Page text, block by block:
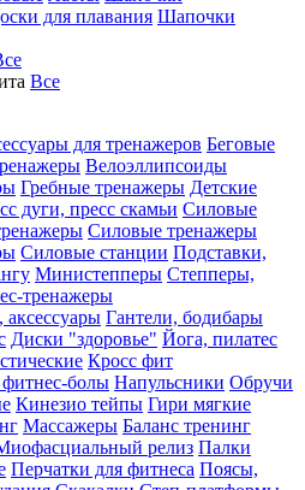
для плавания Шапочки
Все
для тренажеров Беговые
Велоэллипсоиды
Гребные тренажеры Детские
дуги, пресс скамьи Силовые
Силовые тренажеры
Силовые станции Подставки,
Министепперы Степперы,
тренажеры
аксессуары Гантели, бодибары
Диски "здоровье" Йога, пилатес
Кросс фит
болы Напульсники Обручи
Кинезио тейпы Гири мягкие
Массажеры Баланс тренинг
релиз Палки
Перчатки для фитнеса Поясы,